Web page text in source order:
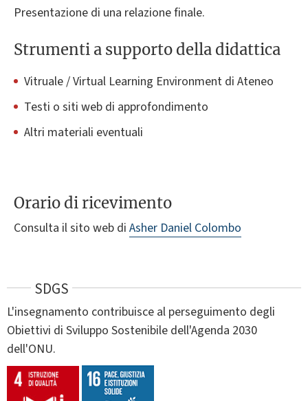
Presentazione di una relazione finale.
Strumenti a supporto della didattica
Vitruale / Virtual Learning Environment di Ateneo
Testi o siti web di approfondimento
Altri materiali eventuali
Orario di ricevimento
Consulta il sito web di Asher Daniel Colombo
SDGS
L'insegnamento contribuisce al perseguimento degli
Obiettivi di Sviluppo Sostenibile dell'Agenda 2030
dell'ONU.